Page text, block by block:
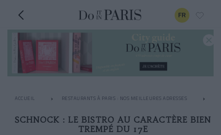
FR
ACCUEIL RESTAURANTS À PARIS : NOS MEILLEURES ADRESSES
SCHNOCK : LE BISTRO AU CARACTÈRE BIEN
TREMPÉ DU 17E